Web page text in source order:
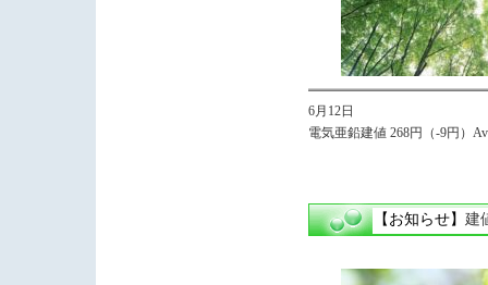
6月12日
電気亜鉛建値 268円（-9円）
【お知らせ】 建